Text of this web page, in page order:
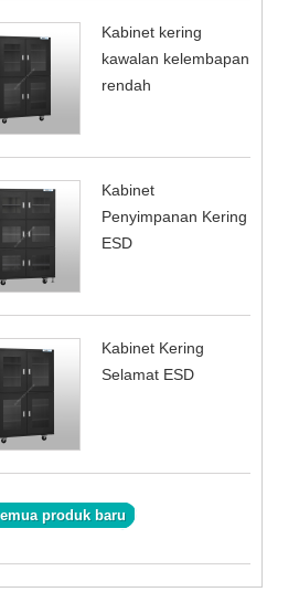
Kabinet kering
kawalan kelembapan
rendah
Kabinet
Penyimpanan Kering
ESD
Kabinet Kering
Selamat ESD
produk baru